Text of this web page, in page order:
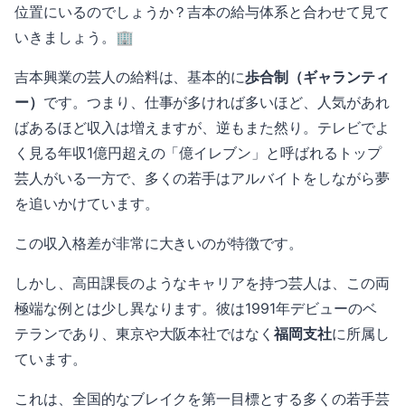
位置にいるのでしょうか？吉本の給与体系と合わせて見て
いきましょう。🏢
吉本興業の芸人の給料は、基本的に歩合制（ギャランティ
ー） です。つまり、仕事が多ければ多いほど、人気があれ
ばあるほど収入は増えますが、逆もまた然り。テレビでよ
く見る年収1億円超えの「億イレブン」と呼ばれるトップ
芸人がいる一方で、多くの若手はアルバイトをしながら夢
を追いかけています。
この収入格差が非常に大きいのが特徴です。
しかし、高田課長のようなキャリアを持つ芸人は、この両
極端な例とは少し異なります。彼は1991年デビューのベ
テランであり、東京や大阪本社ではなく福岡支社に所属し
ています。
これは、全国的なブレイクを第一目標とする多くの若手芸